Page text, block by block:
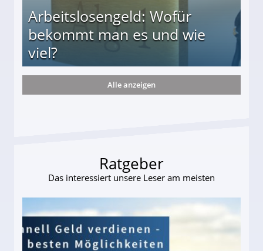
Arbeitslosengeld: Wofür
bekommt man es und wie
viel?
und wie viel?
Alle anzeigen
Ratgeber
Das interessiert unsere Leser am meisten